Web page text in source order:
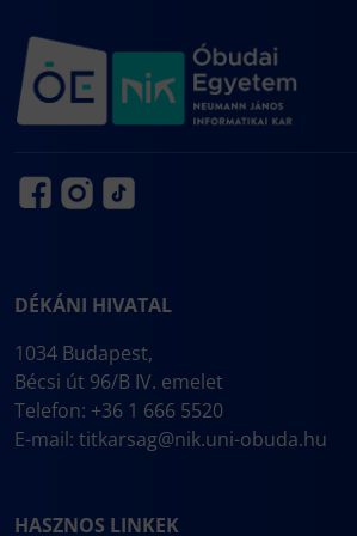
DÉKÁNI HIVATAL
1034 Budapest,
Bécsi út 96/B IV. emelet
Telefon: +36 1 666 5520
E-mail: titkarsag@nik.uni-obuda.hu
HASZNOS LINKEK